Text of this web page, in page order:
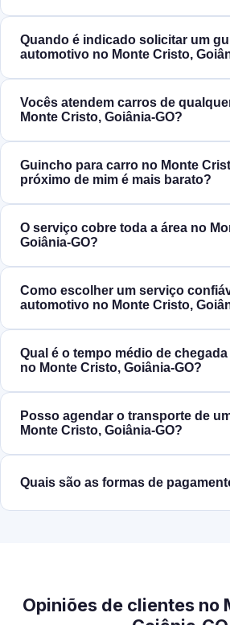
Quando é indicado solicitar um
automotivo no Monte Cristo,
Vocês atendem carros de
Monte Cristo, Goiânia‑GO?
Guincho para carro no Monte
próximo de mim é mais barato?
O serviço cobre toda a área no
Goiânia‑GO?
Como escolher um serviço
automotivo no Monte Cristo,
Qual é o tempo médio de
no Monte Cristo, Goiânia‑GO?
Posso agendar o transporte de
Monte Cristo, Goiânia‑GO?
Quais são as formas de
Opiniões de clientes no